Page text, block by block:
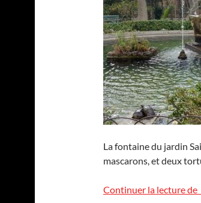
La fontaine du jardin
mascarons, et deux
Continuer la lecture de